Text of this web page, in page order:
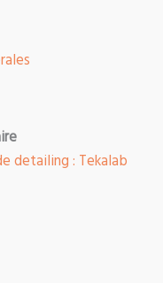
detailing : Tekalab